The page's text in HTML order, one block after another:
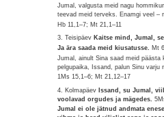
Jumal, valgusta meid nagu
teevad meid terveks. Enamgi veel –
Hb 11,1–7; Mt 21,1–11
3. Teisipäev Kaitse mind, Jumal,
Ja ära saada meid kiusatusse. Mt
Jumal, ainult Sina saad meid
pelgupaika, Issand, palun Sinu varju
1Ms 15,1–6; Mt 21,12–17
4. Kolmapäev Issand, su Jumal,
voolavad orgudes ja mägedes.
Jumal ei ole jätnud andmata